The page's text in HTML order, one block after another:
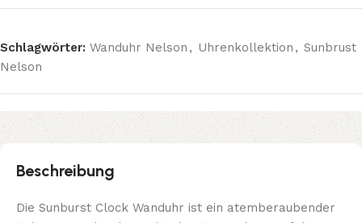
Schlagwörter: Wanduhr Nelson , Uhrenkollektion , Sunbrust
Nelson
Beschreibung
Die Sunburst Clock Wanduhr ist ein atemberaubender